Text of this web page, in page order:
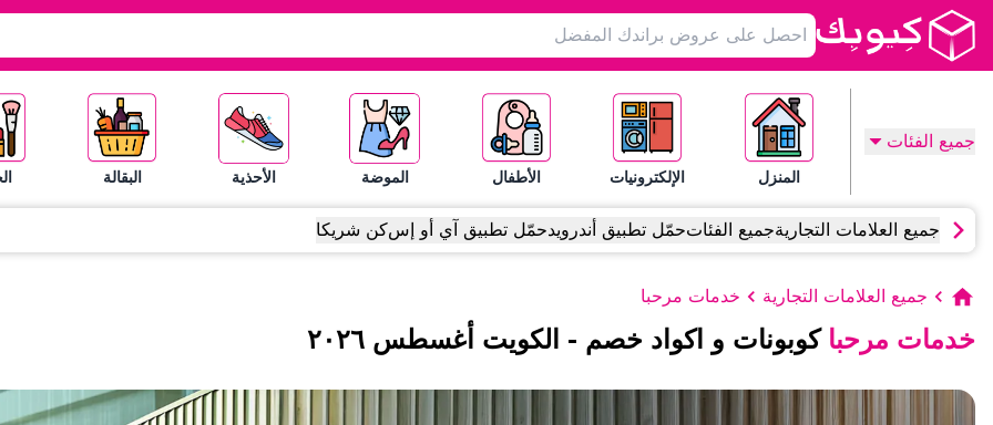
جميع الفئات
المنزل الإلكترونيات الأطفال الموضة الأحذية البقالة
جميع العلامات التجاريةجميع الفئاتحمّل تطبيق أندرويدحمّل تطبيق آي أو إسكن شريكا
جميع العلامات التجارية خدمات مرحبا
خدمات مرحبا كوبونات و اكواد خصم - الكويت أغسطس ٢٠٢٦